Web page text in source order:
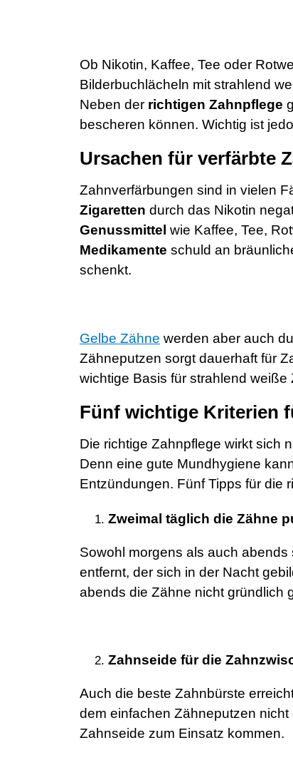
Ob Nikotin, Kaffee, Tee oder
Bilderbuchlächeln mit strahlend
Neben der richtigen Zahnpflege
bescheren können. Wichtig ist
Ursachen für verfärbte
Zahnverfärbungen sind in vielen
Zigaretten durch das Nikotin
Genussmittel wie Kaffee, Tee,
Medikamente schuld an
schenkt.
Gelbe Zähne werden aber auch
Zähneputzen sorgt dauerhaft für
wichtige Basis für strahlend weiße
Fünf wichtige Kriterien
Die richtige Zahnpflege wirkt sich
Denn eine gute Mundhygiene
Entzündungen. Fünf Tipps für die
Zweimal täglich die Zähne
Sowohl morgens als auch
entfernt, der sich in der Nacht
abends die Zähne nicht gründlich
Zahnseide für die
Auch die beste Zahnbürste
dem einfachen Zähneputzen
Zahnseide zum Einsatz kommen.